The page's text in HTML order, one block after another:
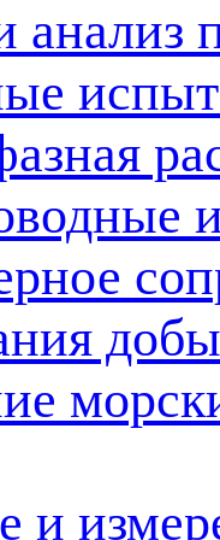
анализ
и